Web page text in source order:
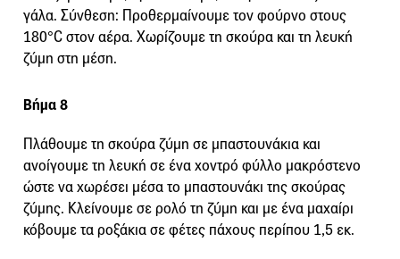
γάλα. Σύνθεση: Προθερμαίνουμε τον φούρνο στους
180°C στον αέρα. Χωρίζουμε τη σκούρα και τη λευκή
ζύμη στη μέση.
Βήμα 8
Πλάθουμε τη σκούρα ζύμη σε μπαστουνάκια και
ανοίγουμε τη λευκή σε ένα χοντρό φύλλο μακρόστενο
ώστε να χωρέσει μέσα το μπαστουνάκι της σκούρας
ζύμης. Κλείνουμε σε ρολό τη ζύμη και με ένα μαχαίρι
κόβουμε τα ροξάκια σε φέτες πάχους περίπου 1,5 εκ.